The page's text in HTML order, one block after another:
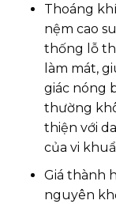
Thoáng
nệm cao
thống lỗ
làm mát,
giác nóng
thường
thiện với
của vi
Giá thành
nguyên